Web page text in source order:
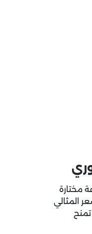
مختارة
المثالي
تمنح